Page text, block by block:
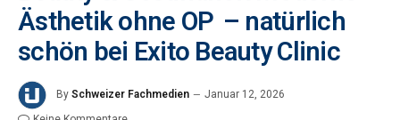
Ästhetik ohne OP – natürlich
schön bei Exito Beauty Clinic
By Schweizer Fachmedien
Januar 12, 2026